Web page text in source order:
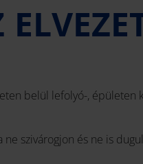
belül lefolyó-, épületen
szivárogjon és ne is